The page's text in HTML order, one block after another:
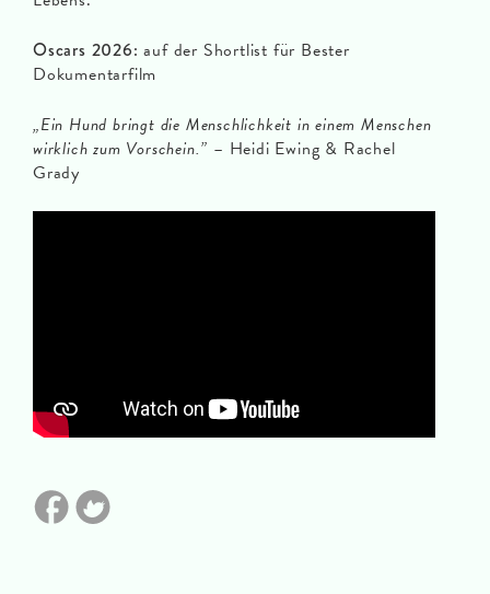
Oscars 2026: auf der Shortlist für Bester
Dokumentarfilm
„Ein Hund bringt die Menschlichkeit in einem Menschen
wirklich zum Vorschein.” – Heidi Ewing & Rachel
Grady